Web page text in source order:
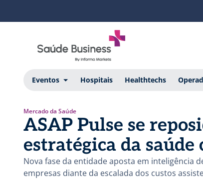
Eventos Hospitais Healthtechs
Mercado da Saúde
ASAP Pulse se
estratégica da
Nova fase da entidade aposta em inteligência
empresas diante da escalada dos custos